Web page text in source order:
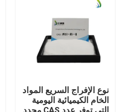
المنزل
فيديوهات
نوع الإفراج السريع المواد
الخام الكيميائية اليومية